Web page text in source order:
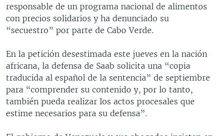
responsable de un programa nacional de alimentos
con precios solidarios y ha denunciado su
“secuestro” por parte de Cabo Verde.
En la petición desestimada este jueves en la nación
africana, la defensa de Saab solicita una “copia
traducida al español de la sentencia” de septiembre
para “comprender su contenido y, por lo tanto,
también pueda realizar los actos procesales que
estime necesarios para su defensa”.